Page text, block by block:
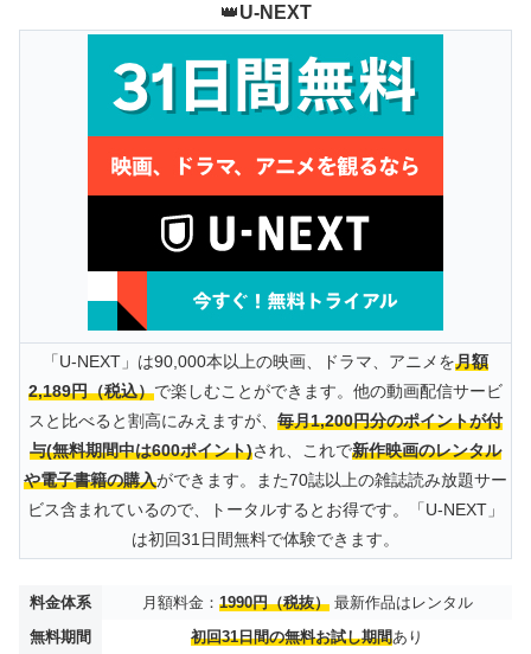
👑U-NEXT
「U-NEXT」は90,000本以上の映画、ドラマ、アニメを月額
2,189円（税込）で楽しむことができます。他の動画配信サービ
スと比べると割高にみえますが、 毎月1,200円分のポイントが付
与(無料期間中は600ポイント)され、これで新作映画のレンタル
や電子書籍の購入ができます。また70誌以上の雑誌読み放題サー
ビス含まれているので、トータルするとお得です。「U-NEXT」
は初回31日間無料で体験できます。
料金体系 月額料金： 1990円（税抜）最新作品はレンタル
無料期間
初回31日間の無料お試し期間あり